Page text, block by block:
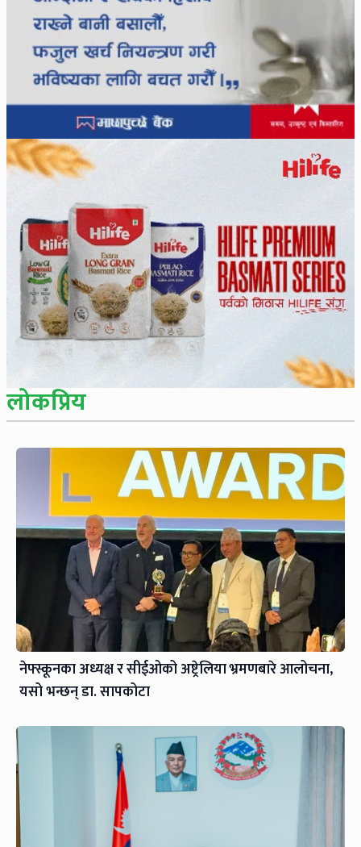
लोकप्रिय
नेफ्स्कूनका अध्यक्ष र सीईओको अष्ट्रेलिया भ्रमणबारे आलोचना,
यसो भन्छन् डा‍. सापकोटा